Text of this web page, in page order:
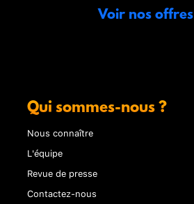
Voir nos offres
Qui sommes-nous ?
Nous connaître
L'équipe
Revue de presse
Contactez-nous